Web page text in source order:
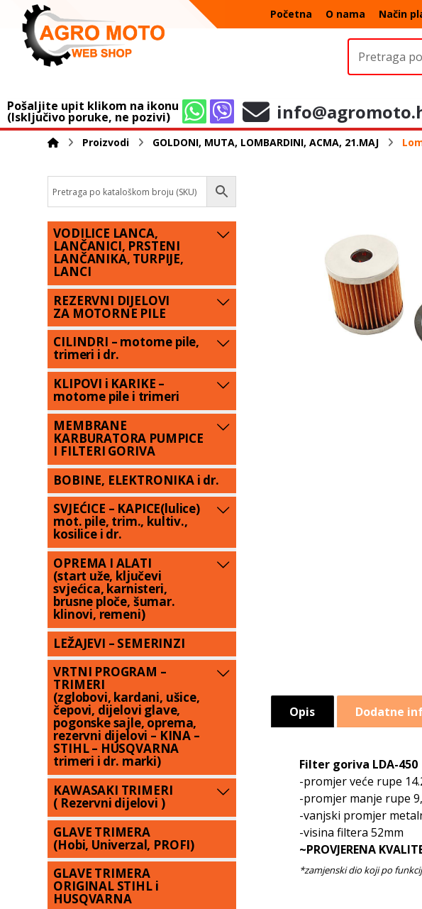
Početna O nama Način
Pošaljite upit klikom na ikonu
(Isključivo poruke, ne pozivi)
Proizvodi GOLDONI, MUTA, LOMBARDINI, ACMA, 21.MAJ
Opis Dodatne
Filter goriva LDA-450
-promjer veće rupe
-promjer manje rupe
-vanjski promjer
-visina filtera 52mm
~PROVJERENA
VODILICE LANCA,
LANČANICI, PRSTENI
LANČANIKA, TURPIJE,
LANCI
REZERVNI DIJELOVI
ZA MOTORNE PILE
CILINDRI – motorne pile,
trimeri i dr.
KLIPOVI i KARIKE –
motorne pile i trimeri
MEMBRANE
KARBURATORA PUMPICE
I FILTERI GORIVA
BOBINE, ELEKTRONIKA i dr.
SVJEĆICE – KAPICE(lulice)
mot. pile, trim., kultiv.,
kosilice i dr.
OPREMA I ALATI
(start uže, ključevi
svjećica, karnisteri,
brusne ploče, šumar.
klinovi, remeni)
LEŽAJEVI – SEMERINZI
VRTNI PROGRAM –
TRIMERI
(zglobovi, kardani, ušice,
čepovi, dijelovi glave,
pogonske sajle, oprema,
rezervni dijelovi – KINA –
STIHL – HUSQVARNA
trimeri i dr. marki)
KAWASAKI TRIMERI
( Rezervni dijelovi )
GLAVE TRIMERA
(Hobi, Univerzal, PROFI)
GLAVE TRIMERA
ORIGINAL STIHL i
HUSQVARNA